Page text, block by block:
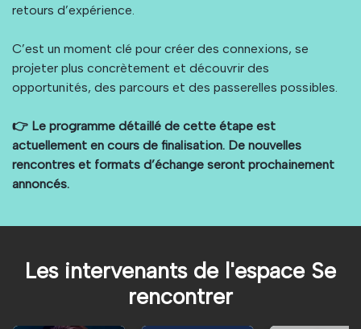
retours d’expérience.
C’est un moment clé pour créer des connexions, se
projeter plus concrètement et découvrir des
opportunités, des parcours et des passerelles possibles.
👉 Le programme détaillé de cette étape est
actuellement en cours de finalisation. De nouvelles
rencontres et formats d’échange seront prochainement
annoncés.
Les intervenants de l'espace Se
rencontrer